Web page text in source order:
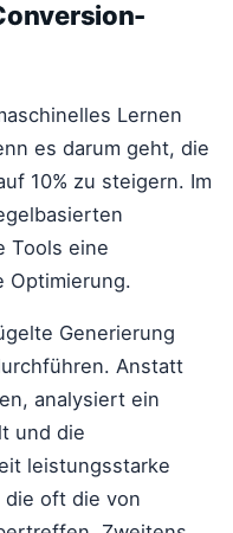
Lernen
es darum geht, die
10% zu steigern. Im
Tools eine
Optimierung.
Generierung
Anstatt
analysiert ein
und die
leistungsstarke
die oft die von